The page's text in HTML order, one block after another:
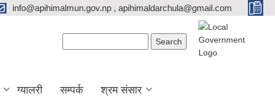
info@apihimalmun.gov.np , apihimaldarchula@gmail.com
ग्यालरी सम्पर्क श्रम संसार